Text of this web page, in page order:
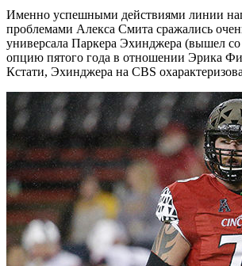
Именно успешными действиями линии
проблемами Алекса Смита сражались
универсала Паркера Эхинджера (вышел со
опцию пятого года в отношении Эрика
Кстати, Эхинджера на CBS